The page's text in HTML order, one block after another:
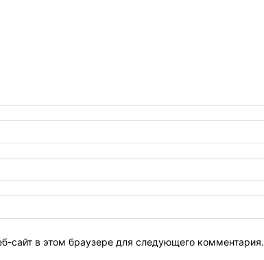
сайт в этом браузере для следующего комментария.